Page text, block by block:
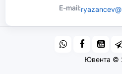
E-mail:
Ювента ©